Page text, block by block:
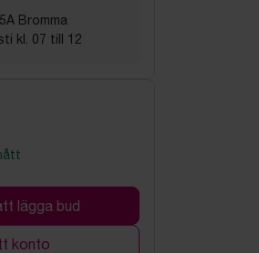
Bromma
kl. 07 till 12
lägga bud
konto